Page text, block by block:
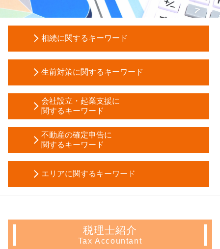
相続に関するキーワード
土地 相続 税金対策
遺産分割協議書 相続放棄
限定承認 手続き
贈与税 配偶者控除
贈与税 対策
自筆証書遺言
個人事業主 税務調査
相続税 節税対策
限定承認 デメリット
生前対策に関するキーワード
生前贈与 税金
法定後見制度 とは
生前贈与 非課税
死亡退職金 相続税
任意後見人 デメリット
会社設立・起業支援に
関するキーワード
事業計画書 代行
定款 原本証明
電子 定款 認証
増資 手続き
資本金 増資 メリット
不動産の確定申告に
関するキーワード
不動産所得 事業所得
長期 譲渡所得
マンション 売却 確定申告
エリアに関するキーワード
不動産 確定申告 神奈川県 税理士
会社設立 東京都 相談
税理士紹介
Tax Accountant